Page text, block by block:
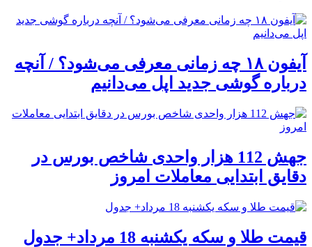
آیفون ۱۸ چه زمانی معرفی می‌شود؟ / آنچه
درباره گوشی جدید اپل می‌دانیم
جهش 112 هزار واحدی شاخص بورس در
دقایق ابتدایی معاملات امروز
قیمت طلا و سکه یکشنبه 18 مرداد+ جدول